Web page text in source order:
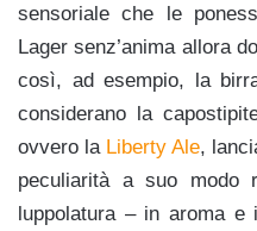
sensoriale che le
Lager senz’anima allora
così, ad esempio, la
considerano la
ovvero la Liberty Ale,
peculiarità a suo modo
luppolatura – in aroma